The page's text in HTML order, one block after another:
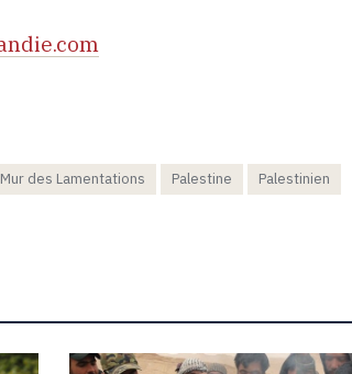
Mur des Lamentations Palestine Palestinien